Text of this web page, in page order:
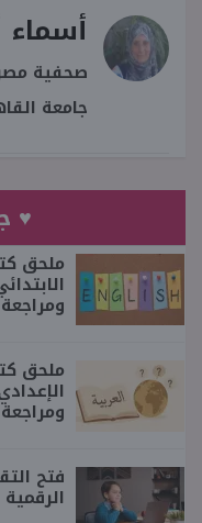
أسماء
صحفية
جامعة
♥
ملحق
ملحق
فتح
الرقمية